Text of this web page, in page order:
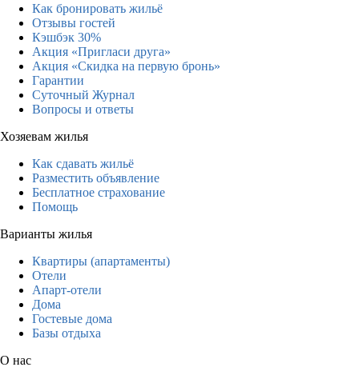
Как бронировать жильё
Отзывы гостей
Кэшбэк 30%
Акция «Пригласи друга»
Акция «Скидка на первую бронь»
Гарантии
Суточный Журнал
Вопросы и ответы
Хозяевам жилья
Как сдавать жильё
Разместить объявление
Бесплатное страхование
Помощь
Варианты жилья
Квартиры (апартаменты)
Отели
Апарт-отели
Дома
Гостевые дома
Базы отдыха
О нас